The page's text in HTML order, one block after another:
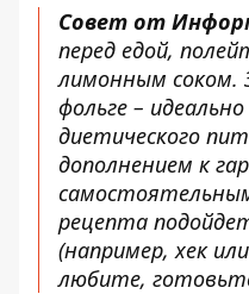
Совет от
перед едой,
лимонным соком.
фольге –
диетического
дополнением к
рецепта
(например, хек
любите,